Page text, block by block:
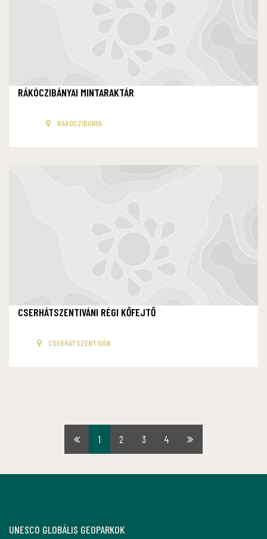
RÁKÓCZIBÁNYAI MINTARAKTÁR
RÁKÓCZIBÁNYA
CSERHÁTSZENTIVÁNI RÉGI KŐFEJTŐ
CSERHÁTSZENTIVÁN
Első1 2 3 4
Utolsó
UNESCO GLOBÁLIS GEOPARKOK